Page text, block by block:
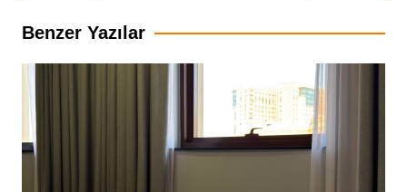
Benzer Yazılar